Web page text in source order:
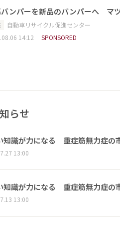
ンパーを新品のバンパーへ マ
自動車リサイクル促進センター
14:12
SPONSORED
らせ
知識が力になる 重症筋無力症の
13:00
知識が力になる 重症筋無力症の
13:00